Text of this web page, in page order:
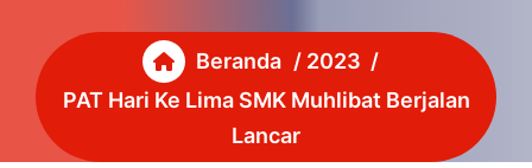
Beranda / 2023 /
PAT Hari Ke Lima SMK Muhlibat Berjalan
Lancar